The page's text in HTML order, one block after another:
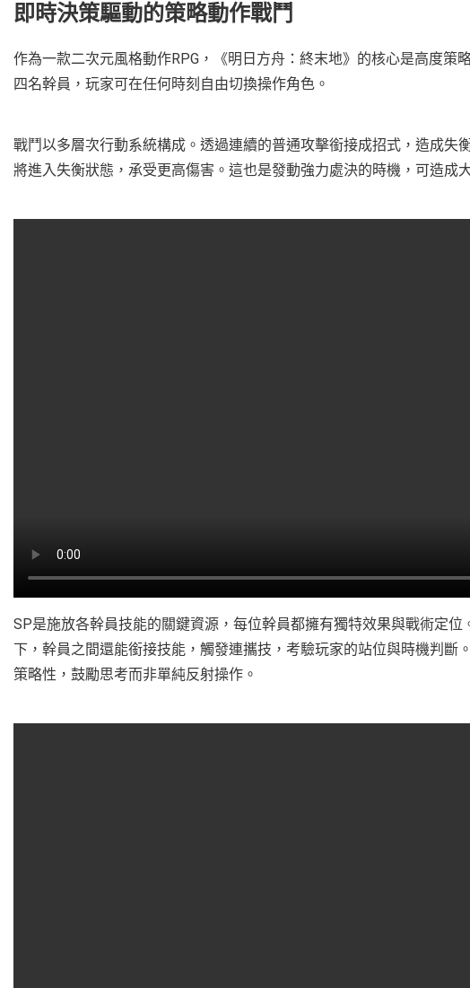
即時決策驅動的策略動作戰鬥
作為一款二次元風格動作RPG，《明日方舟：終末地》的核心是高度策
四名幹員，玩家可在任何時刻自由切換操作角色。
戰鬥以多層次行動系統構成。透過連續的普通攻擊銜接成招式，造成失
將進入失衡狀態，承受更高傷害。這也是發動強力處決的時機，可造成
SP是施放各幹員技能的關鍵資源，每位幹員都擁有獨特效果與戰術定
下，幹員之間還能銜接技能，觸發連攜技，考驗玩家的站位與時機判斷
策略性，鼓勵思考而非單純反射操作。